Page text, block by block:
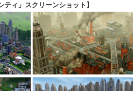
ティ」スクリーンショット】